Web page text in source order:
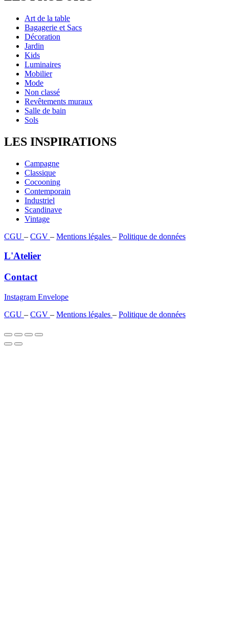
Art de la table
Bagagerie et Sacs
Décoration
Jardin
Kids
Luminaires
Mobilier
Mode
Non classé
Revêtements muraux
Salle de bain
Sols
LES INSPIRATIONS
Campagne
Classique
Cocooning
Contemporain
Industriel
Scandinave
Vintage
CGU – CGV – Mentions légales – Politique de données
L'Atelier
Contact
Instagram Envelope
CGU – CGV – Mentions légales – Politique de données